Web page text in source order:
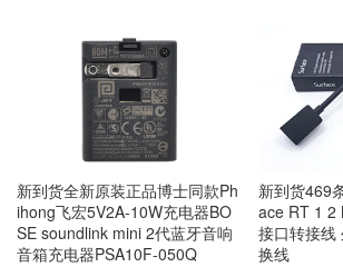
新到货全新原装正品博士同款Ph
ihong飞宏5V2A-10W充电器BO
SE soundlink mini 2代蓝牙音响
音箱充电器PSA10F-050Q
新到货469
ace RT 1 2
接口转接线
换线